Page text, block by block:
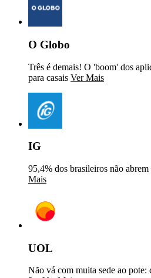
O Globo
Três é demais! O 'boom' dos
para casais Ver Mais
IG
95,4% dos brasileiros não
Mais
UOL
Não vá com muita sede ao pote: